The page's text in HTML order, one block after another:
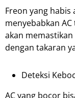
Freon yang
menyebabkan
akan
dengan takaran
Deteksi
AC yang bocor